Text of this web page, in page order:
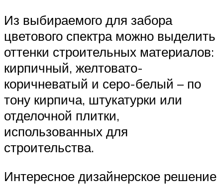
Из выбираемого для забора
цветового спектра можно выделить
оттенки строительных материалов:
кирпичный, желтовато-
коричневатый и серо-белый – по
тону кирпича, штукатурки или
отделочной плитки,
использованных для
строительства.
Интересное дизайнерское решение